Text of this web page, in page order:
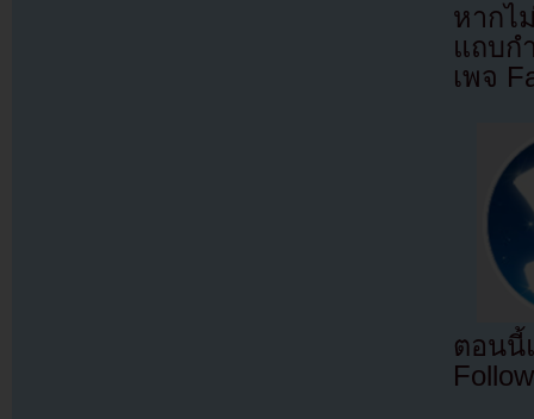
หากไ
แถบก
เพจ
ตอนนี้